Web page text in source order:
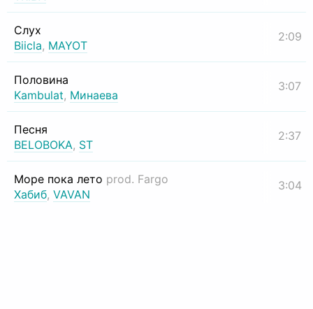
Слух
Biicla, MAYOT
2:09
Половина
Kambulat, Минаева
3:07
Песня
BELOBOKA, ST
2:37
Море пока лето prod. Fargo
Хабиб, VAVAN
3:04